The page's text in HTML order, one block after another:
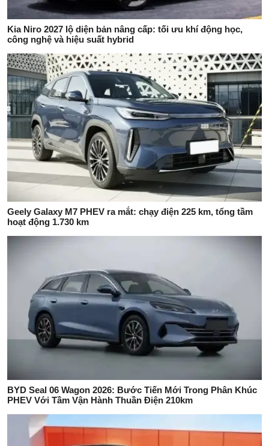
Kia Niro 2027 lộ diện bản nâng cấp: tối ưu khí động học,
công nghệ và hiệu suất hybrid
Geely Galaxy M7 PHEV ra mắt: chạy điện 225 km, tổng tầm
hoạt động 1.730 km
BYD Seal 06 Wagon 2026: Bước Tiến Mới Trong Phân Khúc
PHEV Với Tầm Vận Hành Thuần Điện 210km